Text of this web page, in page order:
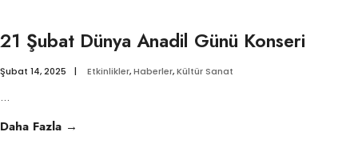
Volkan’dır
Karadeniz
21 Şubat Dünya Anadil Günü Konseri
Şubat 14, 2025 | Etkinlikler,Haberler,Kültür Sanat
...
Daha Fazla →